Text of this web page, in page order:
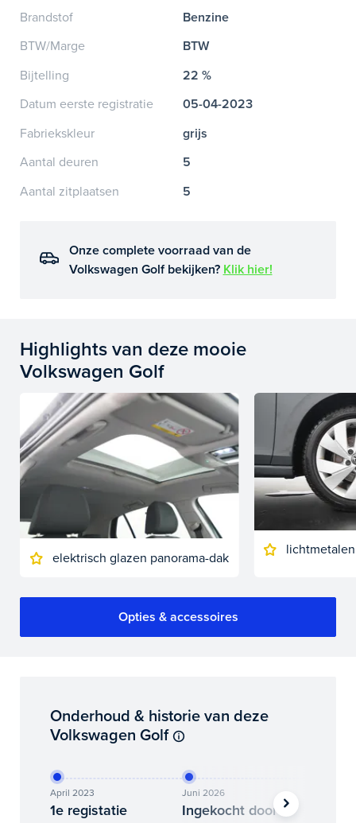
Brandstof
Benzine
BTW/Marge
BTW
Bijtelling
22 %
Datum eerste registratie
05-04-2023
Fabriekskleur
grijs
Aantal deuren
5
Aantal zitplaatsen
5
Onze complete voorraad van de
Volkswagen Golf bekijken? Klik hier!
Highlights van deze mooie
Volkswagen Golf
elektrisch glazen panorama-dak
Opties & accessoires
Onderhoud & historie van deze
Volkswagen Golf
April 2023
1e registatie
Juni 2026
Ingekocht door